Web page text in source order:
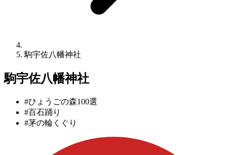
駒宇佐八幡神社
駒宇佐八幡神社
#ひょうごの森100選
#百石踊り
#茅の輪くぐり